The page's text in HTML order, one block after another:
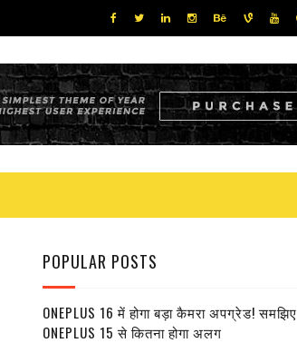
POPULAR POSTS
ONEPLUS 16 में होगा बड़ा कैमरा अपग्रेड! समझिए
ONEPLUS 15 से कितना होगा अलग